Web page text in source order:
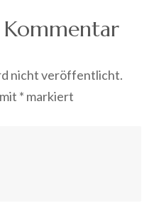
Kommentar
nicht veröffentlicht.
* markiert